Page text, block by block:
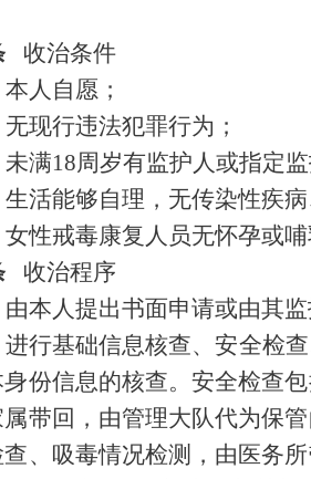
收治条件
本人自愿；
无现行违法犯罪行为；
未满18周岁有监护人或指定监
生活能够自理，无传染性疾
女性戒毒康复人员无怀孕或哺
收治程序
由本人提出书面申请或由其
进行基础信息核查、安全检
身份信息的核查。安全检查
带回，由管理大队代为保
、吸毒情况检测，由医务